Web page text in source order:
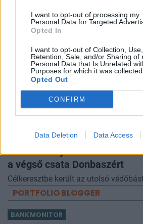
I want to opt-out of processing my
Personal Data for Targeted
Opted In
I want to opt-out of Collection, Use,
Retention, Sale, and/or Sharing of
Personal Data that Is Unrelated
Purposes for which it was collected.
Opted Out
CONFIRM
Data Deletion Data Access
GLOBÁL
Kiadta Ukrajna az
a végső csata Donbaszért
Célkeresztbe került az utolsó
PORTFOLIO BLOGGER
BANKMONITOR